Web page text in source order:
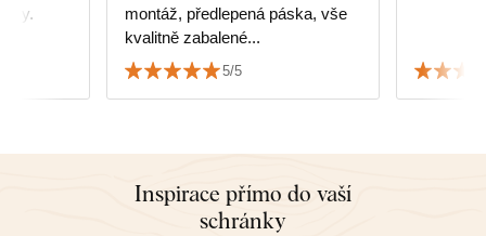
montáž, předlepená páska, vše
kvalitně zabalené...
5/5
Inspirace přímo do vaší
schránky